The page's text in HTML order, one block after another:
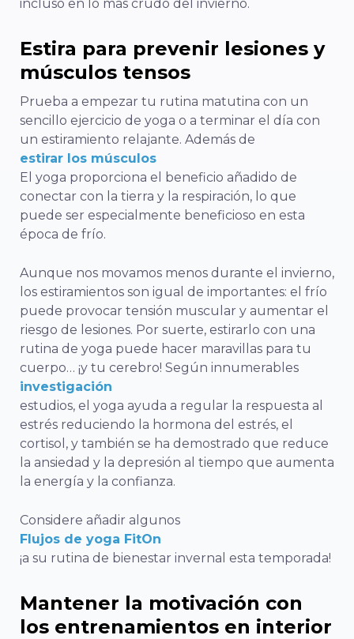
incluso en lo más crudo del invierno.
Estira para prevenir lesiones y
músculos tensos
Prueba a empezar tu rutina matutina con un
sencillo ejercicio de yoga o a terminar el día con
un estiramiento relajante. Además de
estirar los músculos
El yoga proporciona el beneficio añadido de
conectar con la tierra y la respiración, lo que
puede ser especialmente beneficioso en esta
época de frío.
Aunque nos movamos menos durante el invierno,
los estiramientos son igual de importantes: el frío
puede provocar tensión muscular y aumentar el
riesgo de lesiones. Por suerte, estirarlo con una
rutina de yoga puede hacer maravillas para tu
cuerpo… ¡y tu cerebro! Según innumerables
investigación
estudios, el yoga ayuda a regular la respuesta al
estrés reduciendo la hormona del estrés, el
cortisol, y también se ha demostrado que reduce
la ansiedad y la depresión al tiempo que aumenta
la energía y la confianza.
Considere añadir algunos
Flujos de yoga FitOn
¡a su rutina de bienestar invernal esta temporada!
Mantener la motivación con
los entrenamientos en interior